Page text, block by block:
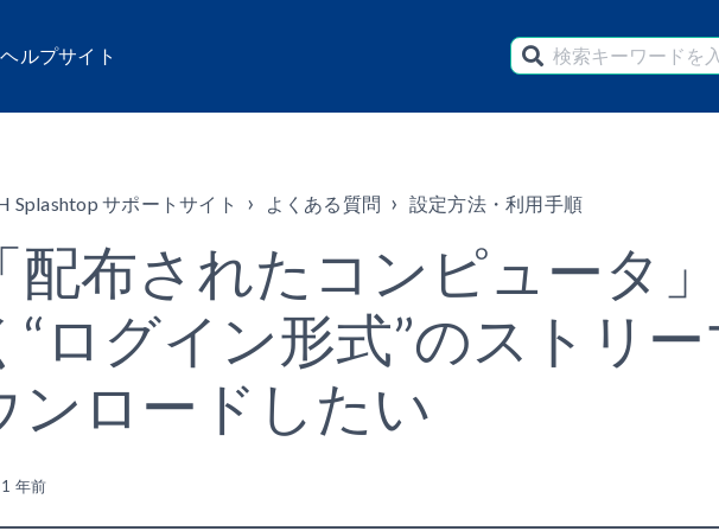
ルプサイト
Splashtop サポートサイト よくある質問 設定方法・利用手順
配布されたコンピュータ
“ログイン形式”のストリ
ンロードしたい
1 年前